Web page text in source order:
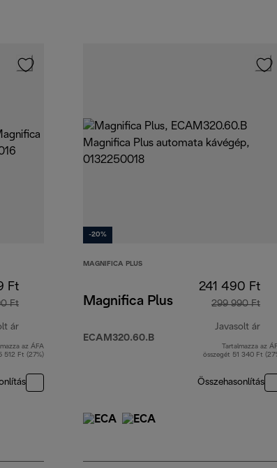
Ft
Ft
ár
eredeti ár 149 990 Ft
az ÁFA
512 Ft (27%)
-20%
MAGNIFICA PLUS
Magnifica Plus
ECAM320.60.B
241 490 Ft
299 990 Ft
Javasolt ár
Tartalmazza az
összegét 51 340 Ft
Összehasonlítás